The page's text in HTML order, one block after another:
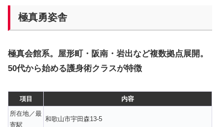
極真勇姿舎
極真会館系。屋形町・阪南・岩出など複数拠点展開。
50代から始める護身術クラスが特徴
項目
内容
所在地／最
寄駅
和歌山市宇田森13-5